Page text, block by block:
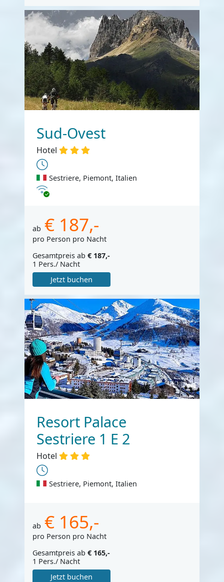
Sud-Ovest
Hotel
Sestriere, Piemont, Italien
Internet
ab € 187,-
pro Person pro Nacht
Gesamtpreis ab € 187,-
1 Pers./ Nacht
Jetzt buchen
Resort Palace
Sestriere 1 E 2
Hotel
Sestriere, Piemont, Italien
ab € 165,-
pro Person pro Nacht
Gesamtpreis ab € 165,-
1 Pers./ Nacht
Jetzt buchen